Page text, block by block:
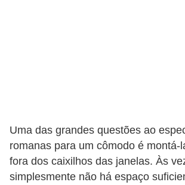
Uma das grandes questões ao
romanas para um cômodo é montá-
fora dos caixilhos das janelas. Às
simplesmente não há espaço